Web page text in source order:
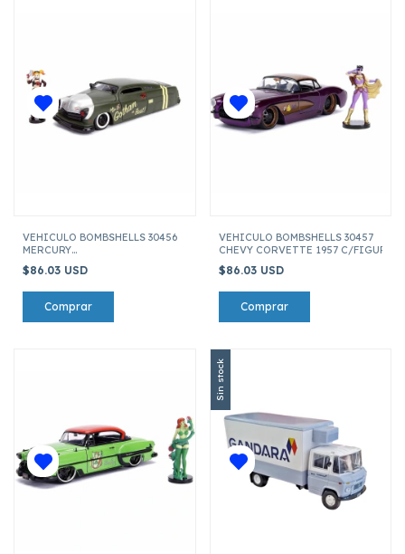
VEHICULO BOMBSHELLS 30456
MERCURY
$86.03 USD
VEHICULO BOMBSHELLS 30457
CHEVY CORVETTE 1957 C/FIGURA
$86.03 USD
Sin stock